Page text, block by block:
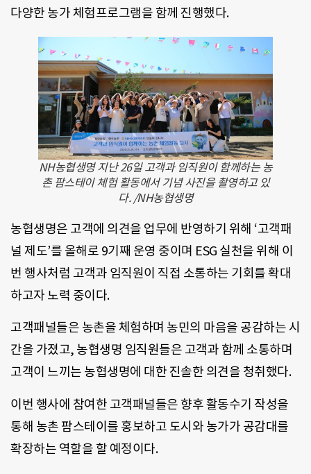
다양한 농가 체험프로그램을 함께 진행했다.
NH농협생명 지난 26일 고객과 임직원이 함께하는 농
촌 팜스테이 체험 활동에서 기념 사진을 촬영하고 있
다. /NH농협생명
농협생명은 고객에 의견을 업무에 반영하기 위해 ‘고객패
널 제도’를 올해로 9기째 운영 중이며 ESG 실천을 위해 이
번 행사처럼 고객과 임직원이 직접 소통하는 기회를 확대
하고자 노력 중이다.
고객패널들은 농촌을 체험하며 농민의 마음을 공감하는 시
간을 가졌고, 농협생명 임직원들은 고객과 함께 소통하며
고객이 느끼는 농협생명에 대한 진솔한 의견을 청취했다.
이번 행사에 참여한 고객패널들은 향후 활동수기 작성을
통해 농촌 팜스테이를 홍보하고 도시와 농가가 공감대를
확장하는 역할을 할 예정이다.